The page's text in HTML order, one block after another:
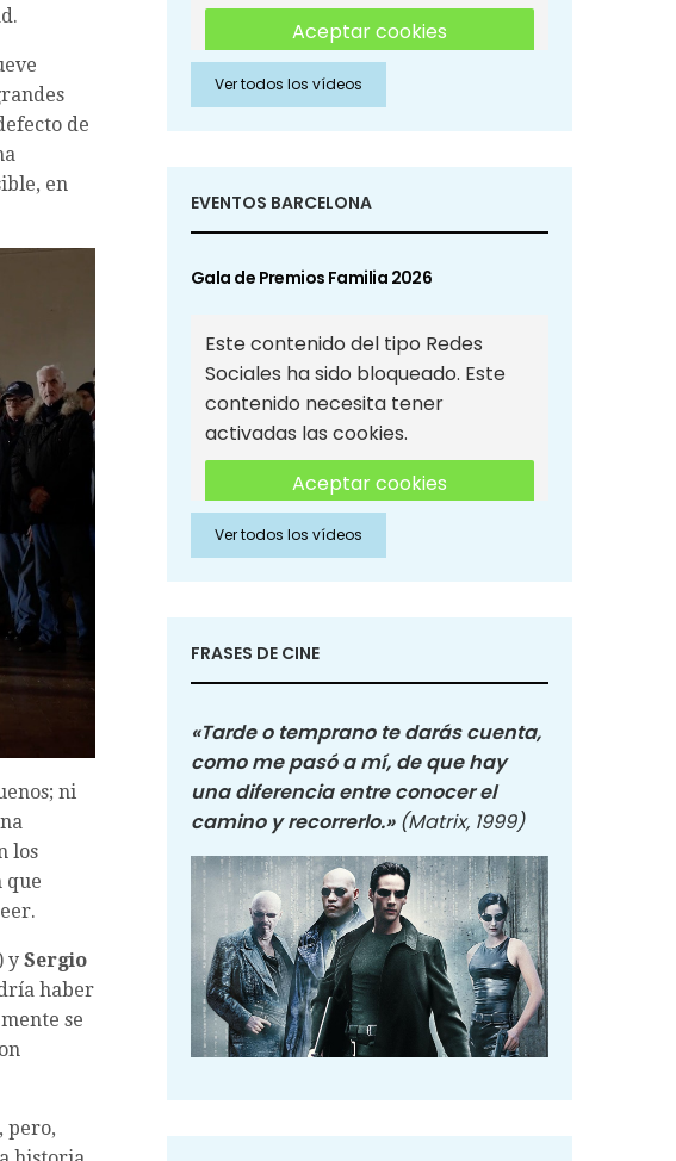
de
en
ni
los
que
y Sergio
haber
se
pero,
Aceptar cookies
Aceptar cookies de Redes
Sociales
Ver todos los vídeos
EVENTOS BARCELONA
Gala de Premios Familia 2026
Este contenido del tipo Redes
Sociales ha sido bloqueado. Este
contenido necesita tener
activadas las cookies.
Aceptar cookies
Aceptar cookies de Redes
Sociales
Ver todos los vídeos
FRASES DE CINE
«Tarde o temprano te darás cuenta,
como me pasó a mí, de que hay
una diferencia entre conocer el
camino y recorrerlo.» (Matrix, 1999)